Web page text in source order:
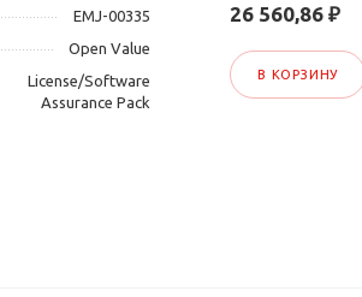
EMJ-00335
Open Value
License/Software
Assurance Pack
26 560,86 ₽
В КОРЗИНУ